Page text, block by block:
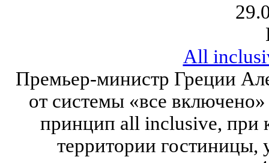
All
Премьер-министр Греции
от системы «все
принцип all inclusive, при
территории гостиницы,